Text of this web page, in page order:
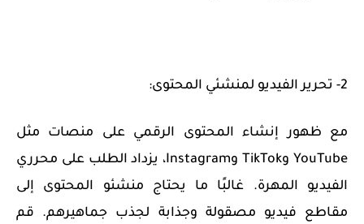
2- تحرير الفيديو لمنشئي المحتوى:
مع ظهور إنشاء المحتوى الرقمي على منصات مثل
YouTube وTikTok وInstagram، يزداد الطلب على محرري
الفيديو المهرة. غالبًا ما يحتاج منشئو المحتوى إلى
مقاطع فيديو مصقولة وجذابة لجذب جماهيرهم. قم